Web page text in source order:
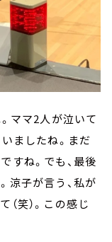
ママ2人が泣いて
ましたね。まだ
すね。でも、最後
涼子が言う、私が
笑）。この感じ